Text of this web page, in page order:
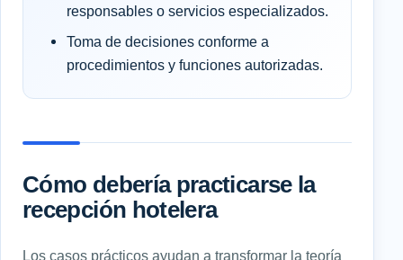
responsables o servicios especializados.
Toma de decisiones conforme a
procedimientos y funciones autorizadas.
Cómo debería practicarse la
recepción hotelera
Los casos prácticos ayudan a transformar la teoría